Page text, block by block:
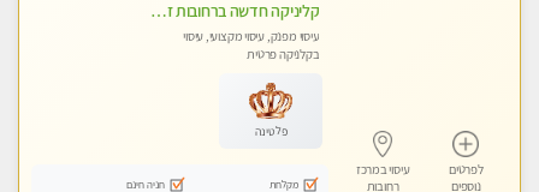
לפרטים
נוספים
עיסוי במרכז
רחובות
קליניקה חדשה ברחובות זמן לנפש, זמן לגוף, זמן לנשמה.. בוא להתפנק בעיסוי מושלם..
עיסוי מפנק, עיסוי מקצועי, עיסוי
בקלניקה פרטית
פלטינה
מקלחת
חניה חינם